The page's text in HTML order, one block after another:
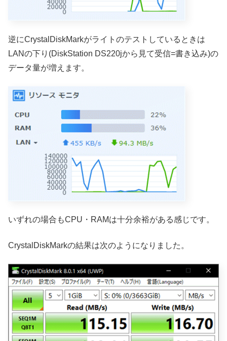
逆にCrystalDiskMarkがライトのテストしているときは
LANの下り(DiskStation DS220jから見て受信=書き込み)の
データ量が増えます。
いずれの場合もCPU・RAMは十分余裕がある感じです。
CrystalDiskMarkの結果は次のようになりました。